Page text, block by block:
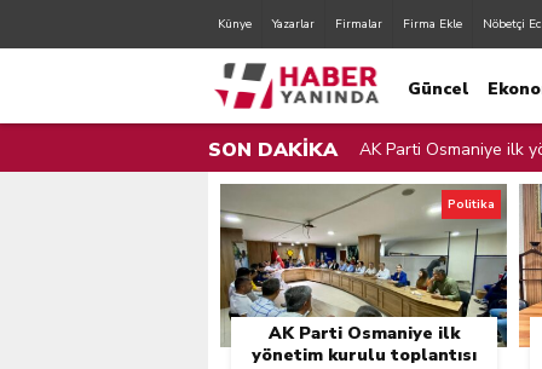
Künye Yazarlar Firmalar Firma Ekle Nöbetçi
Güncel
SON DAKİKA AK Parti Osmaniye ilk
AK Parti Osmaniye İl
Zorkun Yaylası Çocuk
Orman Yangınları İle
Sulama Bendinden
AK Parti Osmaniye ilk
yönetim kurulu toplantısı
Politika